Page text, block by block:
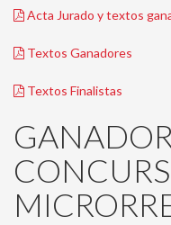
Acta Jurado y textos
Textos Ganadores
Textos Finalistas